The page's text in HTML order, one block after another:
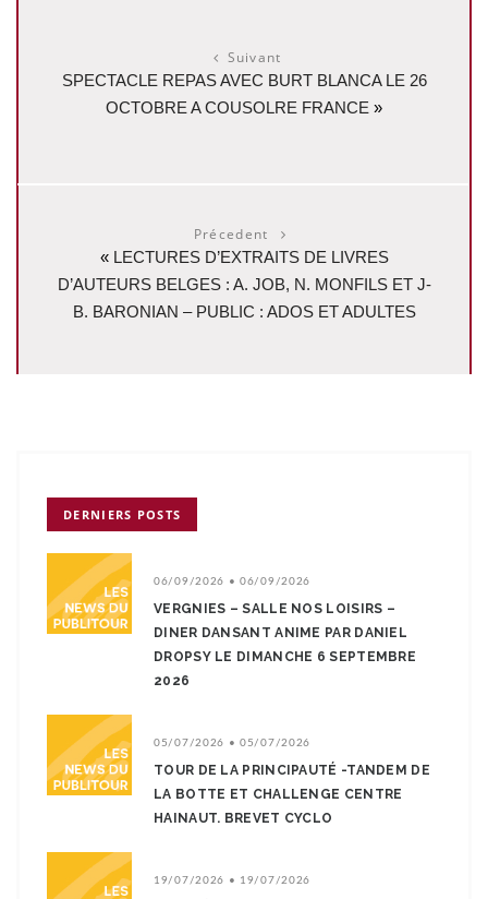
Suivant
SPECTACLE REPAS AVEC BURT BLANCA LE 26
OCTOBRE A COUSOLRE FRANCE »
Précedent
« LECTURES D’EXTRAITS DE LIVRES
D’AUTEURS BELGES : A. JOB, N. MONFILS ET J-
B. BARONIAN – PUBLIC : ADOS ET ADULTES
DERNIERS POSTS
06/09/2026 • 06/09/2026
VERGNIES – SALLE NOS LOISIRS –
DINER DANSANT ANIME PAR DANIEL
DROPSY LE DIMANCHE 6 SEPTEMBRE
2026
05/07/2026 • 05/07/2026
TOUR DE LA PRINCIPAUTÉ -TANDEM DE
LA BOTTE ET CHALLENGE CENTRE
HAINAUT. BREVET CYCLO
19/07/2026 • 19/07/2026